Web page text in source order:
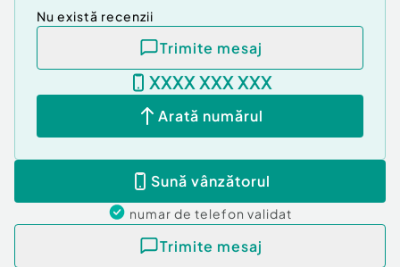
Nu există recenzii
Trimite mesaj
XXXX XXX XXX
Arată numărul
Sună vânzătorul
numar de telefon validat
Trimite mesaj